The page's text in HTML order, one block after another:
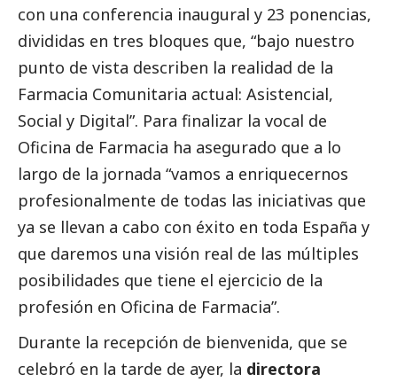
con una conferencia inaugural y 23 ponencias,
divididas en tres bloques que, “bajo nuestro
punto de vista describen la realidad de la
Farmacia Comunitaria actual: Asistencial,
Social y Digital”. Para finalizar la vocal de
Oficina de Farmacia ha asegurado que a lo
largo de la jornada “vamos a enriquecernos
profesionalmente de todas las iniciativas que
ya se llevan a cabo con éxito en toda España y
que daremos una visión real de las múltiples
posibilidades que tiene el ejercicio de la
profesión en Oficina de Farmacia”.
Durante la recepción de bienvenida, que se
celebró en la tarde de ayer, la directora